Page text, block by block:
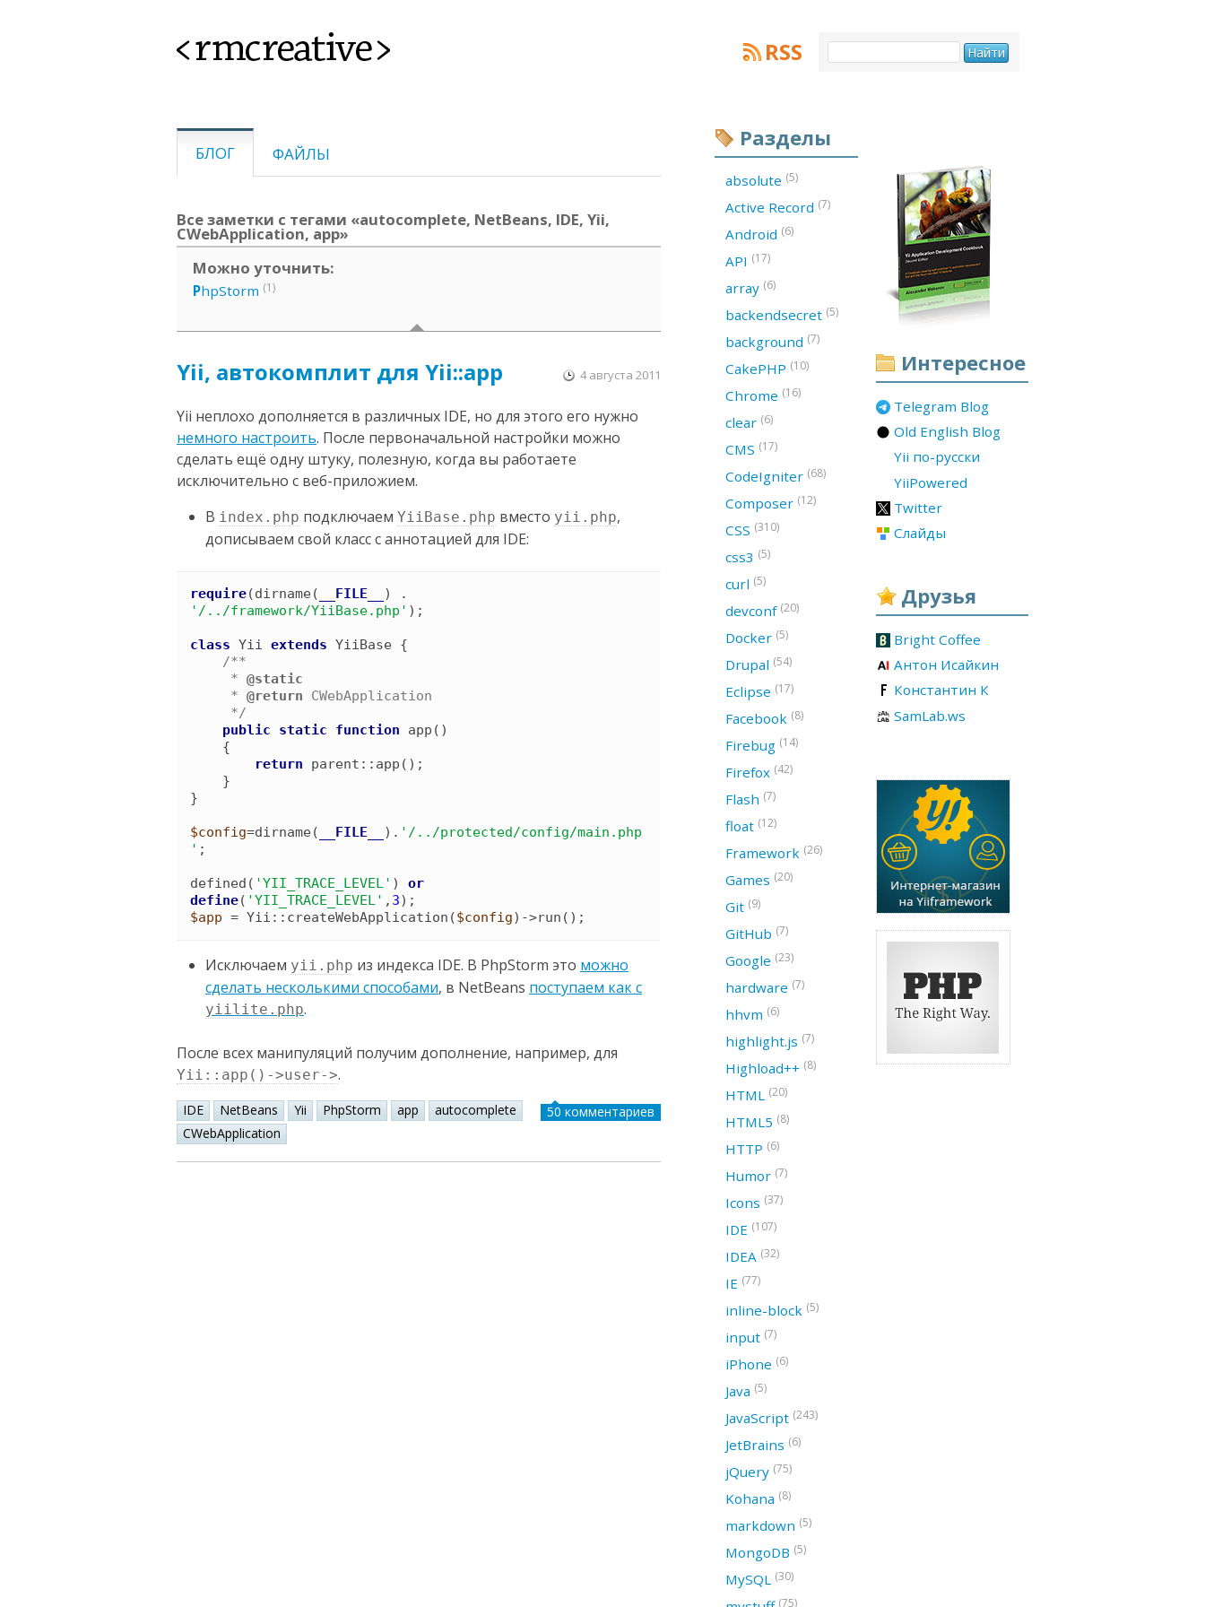
<rmcreative> RSS
БЛОГ ФАЙЛЫ
Все заметки с тегами «autocomplete, NetBeans, IDE, Yii,
CWebApplication, app»
Можно уточнить:
PhpStorm (1)
Yii, автокомплит для Yii::app 4 августа 2011
Yii неплохо дополняется в различных IDE, но для этого его нужно
немного настроить. После первоначальной настройки можно
сделать ещё одну штуку, полезную, когда вы работаете
исключительно с веб-приложием.
В index.php подключаем YiiBase.php вместо yii.php,
дописываем свой класс с аннотацией для IDE:
require(dirname( __FILE__ )
' /../framework/YiiBase.php ' ) ;
class Yii extends YiiBase {
/**
     *
     *
@return CWebApplication
*/
public
static function app ( )
{
return
parent :: app ( ) ;
}
}
$config=dirname( __FILE__ ) . ' /../protected/config/main.php
' ;
defined ( 'YII_TRACE_LEVEL' )
or
define( 'YII_TRACE_LEVEL' , 3)
$app = Yii :: createWebApplication ($config) ->run ( ) ;
Исключаем yii.php из индекса IDE. В PhpStorm это можно
сделать несколькими способами, в NetBeans поступаем как с
yiilite.php.
После всех манипуляций получим дополнение, например, для
Yii::app()->user->.
IDE NetBeans Yii PhpStorm app
autocomplete
CWebApplication
50 комментариев
Интересное
Telegram Blog
Old English Blog
Yii по-русски
YiiPowered
Twitter
Слайды
Друзья
Bright Coffee
Антон Исайкин
Константин К
SamLab.ws
Разделы
absolute (5)
Active Record (7)
Android (6)
API (17)
array (6)
backendsecret (5)
background (7)
CakePHP (10)
Chrome (16)
clear (6)
CMS (17)
CodeIgniter (68)
Composer (12)
CSS (310)
css3 (5)
curl (5)
devconf (20)
Docker (5)
Drupal (54)
Eclipse (17)
Facebook (8)
Firebug (14)
Firefox (42)
Flash (7)
float (12)
Framework (26)
Games (20)
Git (9)
GitHub (7)
Google (23)
hardware (7)
hhvm (6)
highlight.js (7)
Highload++ (8)
HTML (20)
HTML5 (8)
HTTP (6)
Humor (7)
Icons (37)
IDE (107)
IDEA (32)
IE (77)
inline-block (5)
input (7)
iPhone (6)
Java (5)
JavaScript (243)
JetBrains (6)
jQuery (75)
Kohana (8)
markdown (5)
MongoDB (5)
MySQL (30)
(75)